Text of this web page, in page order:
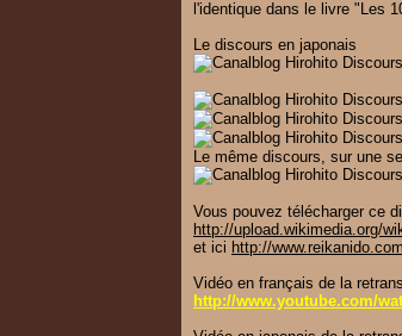
l'identique dans le livre "Les
Le discours en japonais
Le même discours, sur une
Vous pouvez télécharger ce
http://upload.wikimedia.org/
et ici http://
Vidéo en français de la
http://www.youtube.com/